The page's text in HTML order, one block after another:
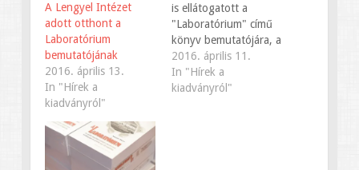
A Lengyel Intézet
adott otthont a
Laboratórium
bemutatójának
2016. április 13.
In "Hírek a
kiadványról"
is ellátogatott a
"Laboratórium" című
könyv bemutatójára, a
budapesti Lengyel
Intézetbe. A szerző
mellett interjút adott
2016. április 11.
In "Hírek a
kiadványról"